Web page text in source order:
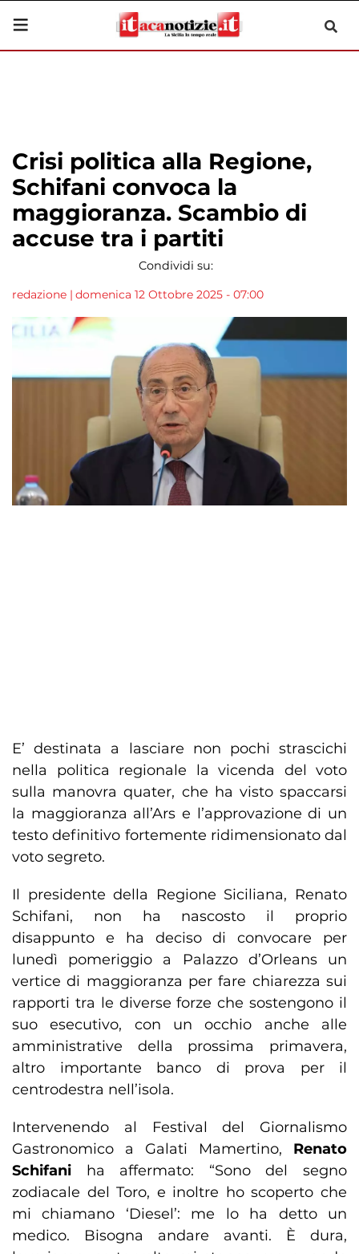
Crisi politica alla Regione,
Schifani convoca la
maggioranza. Scambio di
accuse tra i partiti
Condividi su:
redazione | domenica 12 Ottobre 2025 - 07:00
E’ destinata a lasciare non pochi strascichi
nella politica regionale la vicenda del voto
sulla manovra quater, che ha visto spaccarsi
la maggioranza all’Ars e l’approvazione di un
testo definitivo fortemente ridimensionato dal
voto segreto.
Il presidente della Regione Siciliana, Renato
Schifani, non ha nascosto il proprio
disappunto e ha deciso di convocare per
lunedì pomeriggio a Palazzo d’Orleans un
vertice di maggioranza per fare chiarezza sui
rapporti tra le diverse forze che sostengono il
suo esecutivo, con un occhio anche alle
amministrative della prossima primavera,
altro importante banco di prova per il
centrodestra nell’isola.
Intervenendo al Festival del Giornalismo
Gastronomico a Galati Mamertino, Renato
Schifani ha affermato: “Sono del segno
zodiacale del Toro, e inoltre ho scoperto che
mi chiamano ‘Diesel’: me lo ha detto un
medico. Bisogna andare avanti. È dura,